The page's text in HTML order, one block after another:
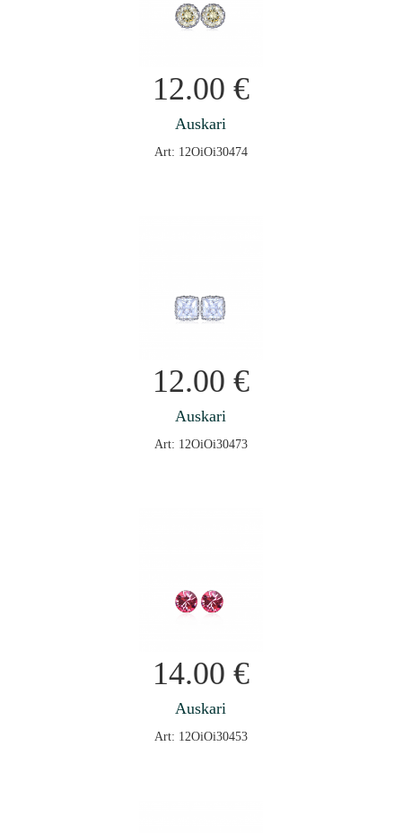
12.00 €
Auskari
Art: 12OiOi30474
12.00 €
Auskari
Art: 12OiOi30473
14.00 €
Auskari
Art: 12OiOi30453